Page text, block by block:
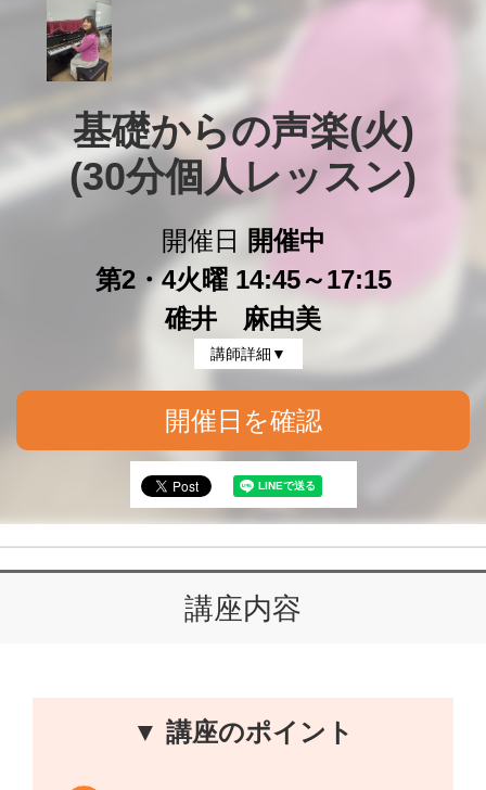
基礎からの声楽(火)
(30分個人レッスン)
開催日
開催中
第2・4火曜 14:45～17:15
碓井 麻由美
講師詳細▼
開催日を確認
講座内容
▼ 講座のポイント